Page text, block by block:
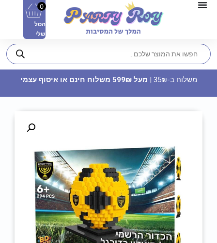
סוכריות לקישוט - מיקס מספרים
10₪
+
0
הסל
שלי
משלוח ב-35₪ | מעל 599₪ משלוח חינם או איסוף עצמי